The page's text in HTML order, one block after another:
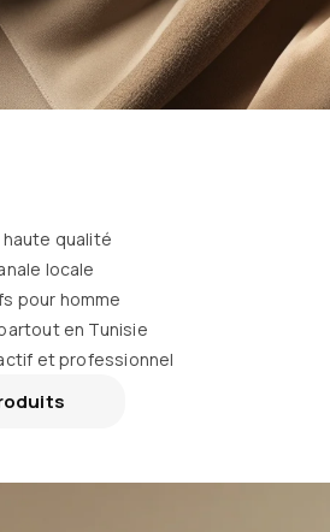
qualité
locale
pour homme
en Tunisie
et professionnel